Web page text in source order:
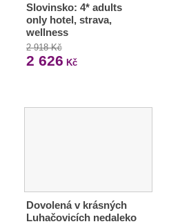
Slovinsko: 4* adults
only hotel, strava,
wellness
2 918 Kč
2 626 Kč
Dovolená v krásných
Luhačovicích nedaleko